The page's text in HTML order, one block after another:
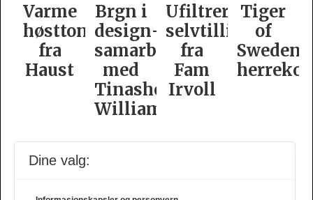
Varme
høsttoner
fra
Haust
Brgn i
design­
samarbeid
med
Tinashe
Williamson
Ufiltrert
selvtillit
fra
Fam
Irvoll
Tiger
of
Swedens
Dine valg: